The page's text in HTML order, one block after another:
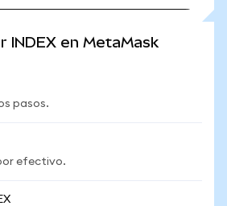
INDEX en MetaMask
pasos.
efectivo.